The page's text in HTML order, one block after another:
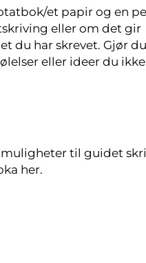
et papir og en
eller om det gir
du har skrevet. Gjør du
eller ideer du
muligheter til guidet
her.